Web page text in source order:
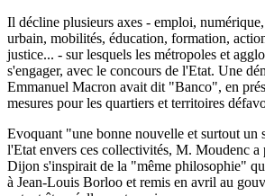
Il décline plusieurs axes - emploi,
urbain, mobilités, éducation, formation,
justice... - sur lesquels les métropoles et
s'engager, avec le concours de l'Etat. Une
Emmanuel Macron avait dit "Banco", en
mesures pour les quartiers et territoires
Evoquant "une bonne nouvelle et surtout un
l'Etat envers ces collectivités, M. Moudenc a
Dijon s'inspirait de la "même philosophie"
à Jean-Louis Borloo et remis en avril au